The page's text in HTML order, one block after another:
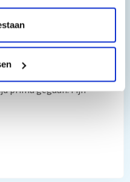
prima gegaan. Fijn